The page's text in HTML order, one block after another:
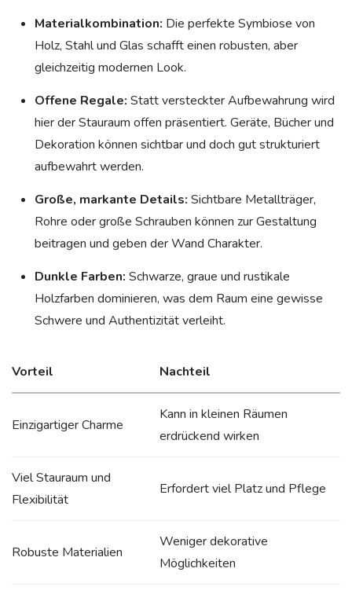
Materialkombination: Die perfekte Symbiose von
Holz, Stahl und Glas schafft einen robusten, aber
gleichzeitig modernen Look.
Offene Regale: Statt versteckter Aufbewahrung wird
hier der Stauraum offen präsentiert. Geräte, Bücher und
Dekoration können sichtbar und doch gut strukturiert
aufbewahrt werden.
Große, markante Details: Sichtbare Metallträger,
Rohre oder große Schrauben können zur Gestaltung
beitragen und geben der Wand Charakter.
Dunkle Farben: Schwarze, graue und rustikale
Holzfarben dominieren, was dem Raum eine gewisse
Schwere und Authentizität verleiht.
Vorteil Nachteil
Einzigartiger Charme
Kann in kleinen Räumen
erdrückend wirken
Viel Stauraum und
Flexibilität
Erfordert viel Platz und Pflege
Robuste Materialien
Weniger dekorative
Möglichkeiten